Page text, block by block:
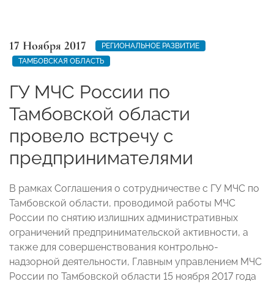
17 Ноября 2017
РЕГИОНАЛЬНОЕ РАЗВИТИЕ
ТАМБОВСКАЯ ОБЛАСТЬ
ГУ МЧС России по
Тамбовской области
провело встречу с
предпринимателями
В рамках Соглашения о сотрудничестве с ГУ МЧС по
Тамбовской области, проводимой работы МЧС
России по снятию излишних административных
ограничений предпринимательской активности, а
также для совершенствования контрольно-
надзорной деятельности, Главным управлением МЧС
России по Тамбовской области 15 ноября 2017 года